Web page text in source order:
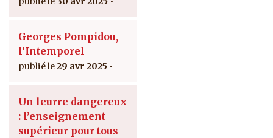
Georges Pompidou,
l’Intemporel
29 avr 2025
Un leurre dangereux
: l’enseignement
supérieur pour tous